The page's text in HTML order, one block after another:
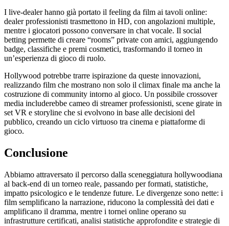
I live‑dealer hanno già portato il feeling da film ai tavoli online:
dealer professionisti trasmettono in HD, con angolazioni multiple,
mentre i giocatori possono conversare in chat vocale. Il social
betting permette di creare “rooms” private con amici, aggiungendo
badge, classifiche e premi cosmetici, trasformando il torneo in
un’esperienza di gioco di ruolo.
Hollywood potrebbe trarre ispirazione da queste innovazioni,
realizzando film che mostrano non solo il climax finale ma anche la
costruzione di community intorno al gioco. Un possibile crossover
media includerebbe cameo di streamer professionisti, scene girate in
set VR e storyline che si evolvono in base alle decisioni del
pubblico, creando un ciclo virtuoso tra cinema e piattaforme di
gioco.
Conclusione
Abbiamo attraversato il percorso dalla sceneggiatura hollywoodiana
al back‑end di un torneo reale, passando per formati, statistiche,
impatto psicologico e le tendenze future. Le divergenze sono nette: i
film semplificano la narrazione, riducono la complessità dei dati e
amplificano il dramma, mentre i tornei online operano su
infrastrutture certificati, analisi statistiche approfondite e strategie di